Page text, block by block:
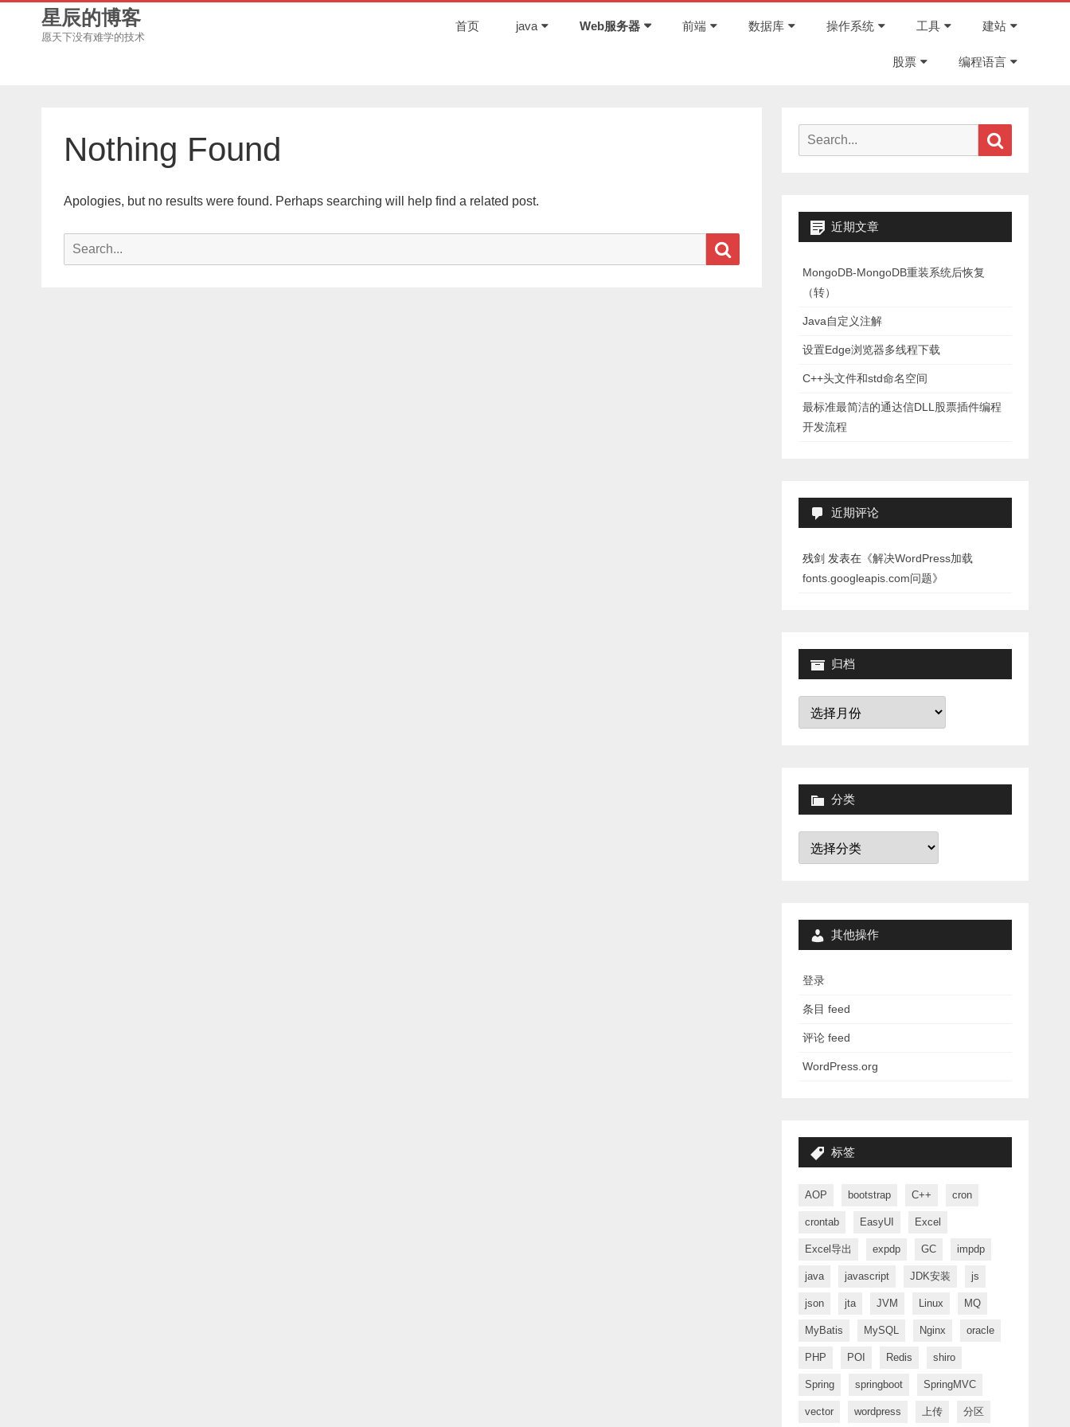
星辰的博客
愿天下没有难学的技术
首页 java Web服务器 前端 数据库 操作系统 工具 建站
股票 编程语言
Nothing Found
Apologies, but no results were found. Perhaps searching will help find a related post.
Search
Search
近期文章
MongoDB-MongoDB重装系统后恢复
（转）
Java自定义注解
设置Edge浏览器多线程下载
C++头文件和std命名空间
最标准最简洁的通达信DLL股票插件编程
开发流程
近期评论
残剑 发表在《解决WordPress加载
fonts.googleapis.com问题》
归档
归
分类
分
其他操作
登录
条目 feed
评论 feed
WordPress.org
标签
AOP bootstrap C++ cron
crontab EasyUI Excel
Excel导出 expdp GC impdp
java javascript JDK安装 js
json jta JVM Linux MQ
MyBatis MySQL Nginx oracle
PHP POI Redis shiro
Spring springboot SpringMVC
vector wordpress 上传 分区